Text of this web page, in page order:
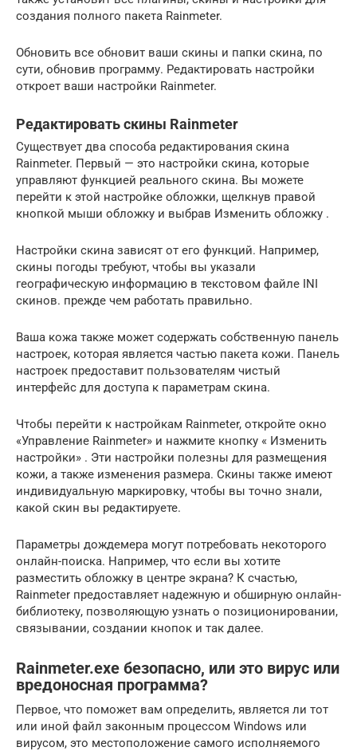
создания полного пакета Rainmeter.
Обновить все обновит ваши скины и папки скина, по
сути, обновив программу. Редактировать настройки
откроет ваши настройки Rainmeter.
Редактировать скины Rainmeter
Существует два способа редактирования скина
Rainmeter. Первый — это настройки скина, которые
управляют функцией реального скина. Вы можете
перейти к этой настройке обложки, щелкнув правой
кнопкой мыши обложку и выбрав Изменить обложку .
Настройки скина зависят от его функций. Например,
скины погоды требуют, чтобы вы указали
географическую информацию в текстовом файле INI
скинов. прежде чем работать правильно.
Ваша кожа также может содержать собственную панель
настроек, которая является частью пакета кожи. Панель
настроек предоставит пользователям чистый
интерфейс для доступа к параметрам скина.
Чтобы перейти к настройкам Rainmeter, откройте окно
«Управление Rainmeter» и нажмите кнопку « Изменить
настройки» . Эти настройки полезны для размещения
кожи, а также изменения размера. Скины также имеют
индивидуальную маркировку, чтобы вы точно знали,
какой скин вы редактируете.
Параметры дождемера могут потребовать некоторого
онлайн-поиска. Например, что если вы хотите
разместить обложку в центре экрана? К счастью,
Rainmeter предоставляет надежную и обширную онлайн-
библиотеку, позволяющую узнать о позиционировании,
связывании, создании кнопок и так далее.
Rainmeter.exe безопасно, или это вирус или
вредоносная программа?
Первое, что поможет вам определить, является ли тот
или иной файл законным процессом Windows или
вирусом, это местоположение самого исполняемого